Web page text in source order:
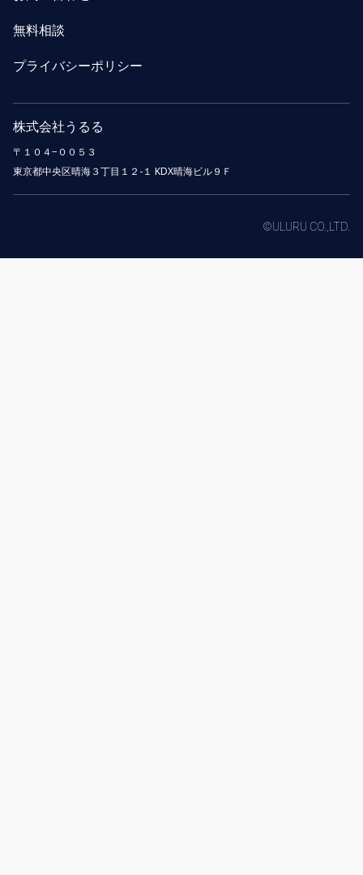
株式会社うるる
〒１０４−００５３
東京都中央区晴海３丁目１２-１ KDX晴海ビル９Ｆ
©ULURU CO.,LTD.
無料相談
プライバシーポリシー